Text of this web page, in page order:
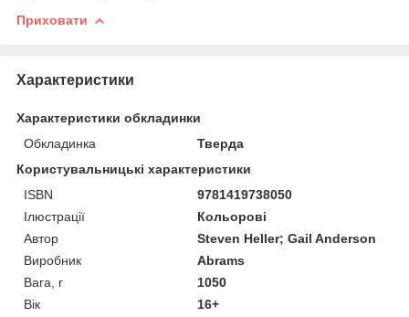
Приховати
Характеристики
Характеристики обкладинки
Обкладинка
Тверда
Користувальницькі характеристики
ISBN
9781419738050
Ілюстрації
Кольорові
Автор
Steven Heller; Gail Anderson
Виробник
Abrams
Вага, г
1050
Вік
16+